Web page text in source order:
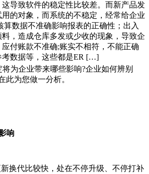
导致软件的稳定性比较差。而新产品发
的对象，而系统的不稳定，经常给企业
算数据不准确影响报表的正确性；出入
，造成仓库多发或少收的现象，导致企
付账款不准确;账实不相符，不能正确
考数据等，这些都是ER […]
为企业带来哪些影响?企业如何辨别
此为您做一分析。
响
换代比较快，处在不停升级、不停打补